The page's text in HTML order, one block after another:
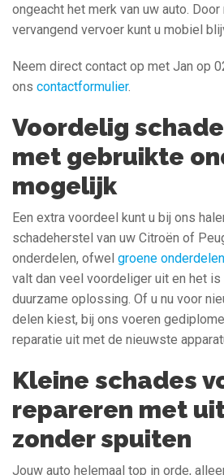
ongeacht het merk van uw auto.
vervangend vervoer kunt u mobiel
Neem direct contact op met Jan op
ons contactformulier.
Voordelig
met gebruikte
mogelijk
Een extra voordeel kunt u bij ons
schadeherstel van uw Citroën of
onderdelen, ofwel groene onderdelen
valt dan veel voordeliger uit en het
duurzame oplossing. Of u nu voor
delen kiest, bij ons voeren
reparatie uit met de nieuwste
Kleine schades
repareren met
zonder spuiten
Jouw auto helemaal top in orde,